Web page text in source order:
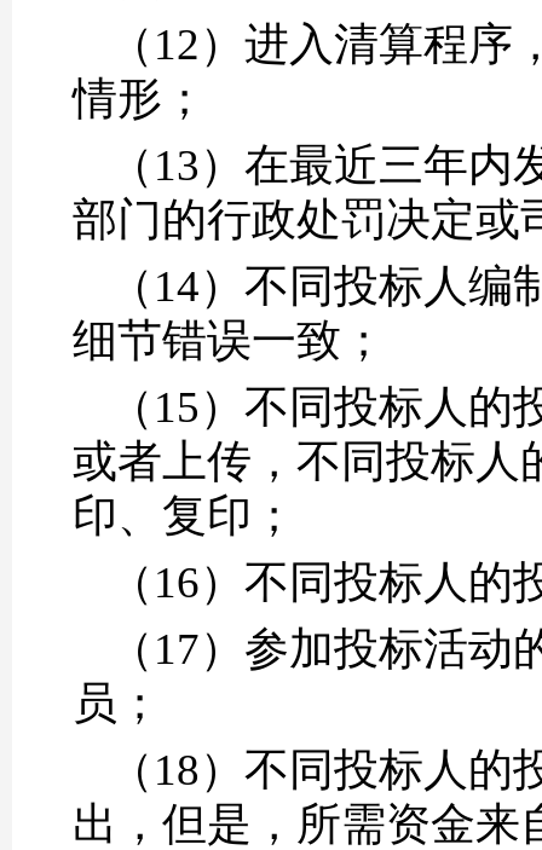
（12）进入清算程
情形；
（13）在最近三年
部门的行政处罚决定或
（14）不同投标人
细节错误一致；
（15）不同投标人
或者上传，不同投标人
印、复印；
（16）不同投标人
（17）参加投标活
员；
（18）不同投标人
出，但是，所需资金来